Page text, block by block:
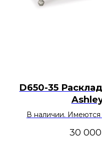
D650-35
В наличии. Имеются
30 000